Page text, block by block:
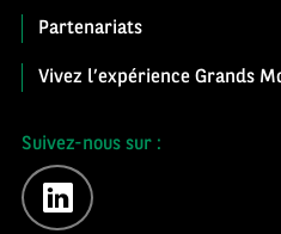
Partenariats
Vivez l’expérience Grands
Suivez-nous sur :
linkedin